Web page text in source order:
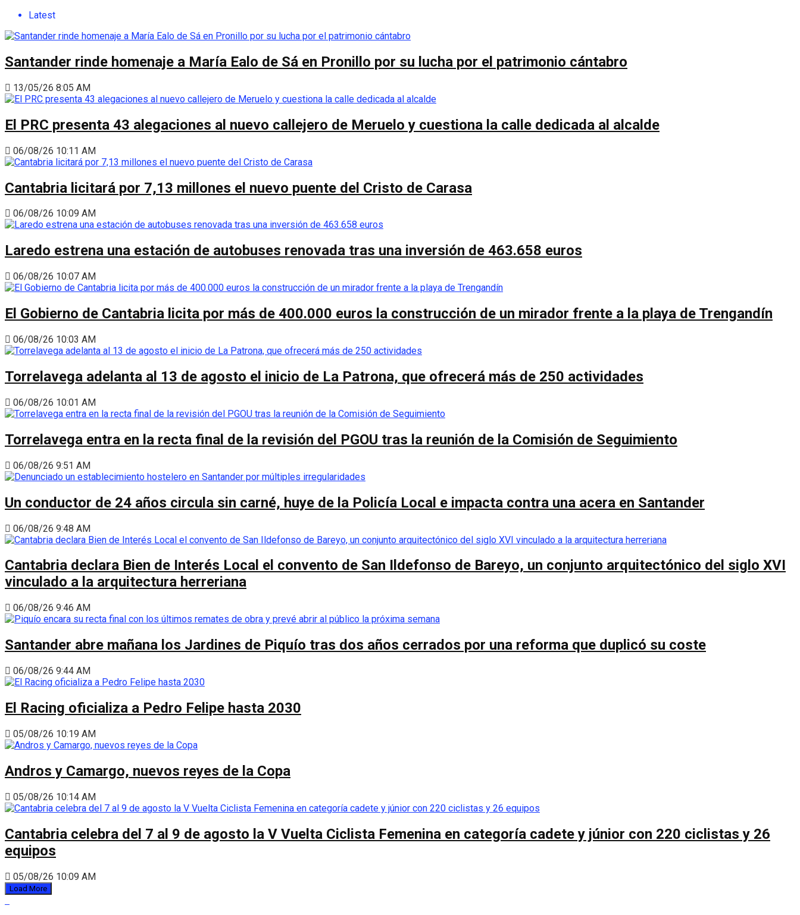
Latest
Santander rinde homenaje a María Ealo de Sá en Pronillo por su lucha por el patrimonio cántabro
13/05/26 8:05 AM
El PRC presenta 43 alegaciones al nuevo callejero de Meruelo y cuestiona la calle dedicada al alcalde
06/08/26 10:11 AM
Cantabria licitará por 7,13 millones el nuevo puente del Cristo de Carasa
06/08/26 10:09 AM
Laredo estrena una estación de autobuses renovada tras una inversión de 463.658 euros
06/08/26 10:07 AM
El Gobierno de Cantabria licita por más de 400.000 euros la construcción de un mirador frente a la playa de Trengandín
06/08/26 10:03 AM
Torrelavega adelanta al 13 de agosto el inicio de La Patrona, que ofrecerá más de 250 actividades
06/08/26 10:01 AM
Torrelavega entra en la recta final de la revisión del PGOU tras la reunión de la Comisión de Seguimiento
06/08/26 9:51 AM
Un conductor de 24 años circula sin carné, huye de la Policía Local e impacta contra una acera en Santander
06/08/26 9:48 AM
Cantabria declara Bien de Interés Local el convento de San Ildefonso de Bareyo, un conjunto arquitectónico del siglo XVI
vinculado a la arquitectura herreriana
06/08/26 9:46 AM
Santander abre mañana los Jardines de Piquío tras dos años cerrados por una reforma que duplicó su coste
06/08/26 9:44 AM
El Racing oficializa a Pedro Felipe hasta 2030
05/08/26 10:19 AM
Andros y Camargo, nuevos reyes de la Copa
05/08/26 10:14 AM
Cantabria celebra del 7 al 9 de agosto la V Vuelta Ciclista Femenina en categoría cadete y júnior con 220 ciclistas y 26
equipos
05/08/26 10:09 AM
Load More